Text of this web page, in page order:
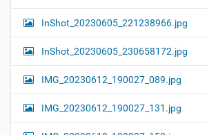
InShot_20230605_221238966.jpg
InShot_20230605_230658172.jpg
IMG_20230612_190027_089.jpg
IMG_20230612_190027_131.jpg